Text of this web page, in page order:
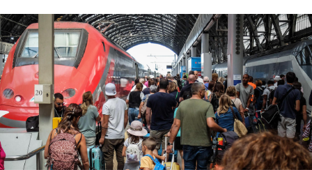
Sport
Mondiali calcio 2026
PODCAST
NEWSLETTER
I MIEI PREFERITI